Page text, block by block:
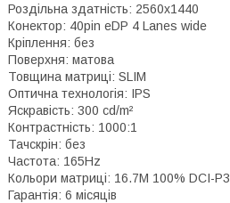
Роздільна здатність: 2560x1440
Конектор: 40pin eDP 4 Lanes wide
Кріплення: без
Поверхня: матова
Товщина матриці: SLIM
Оптична технологія: IPS
Яскравість: 300 cd/m²
Контрастність: 1000:1
Тачскрін: без
Частота: 165Hz
Кольори матриці: 16.7M 100% DCI-P3
Гарантія: 6 місяців